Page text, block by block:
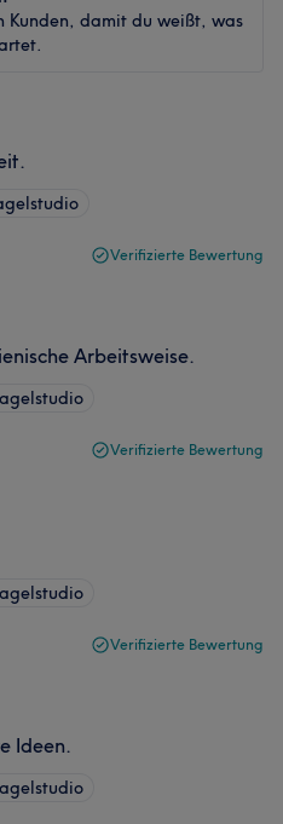
Kunden, damit du weißt, was
Verifizierte Bewertung
Arbeitsweise.
Verifizierte Bewertung
Verifizierte Bewertung
Ideen.